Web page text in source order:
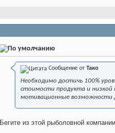
Сообщение от Тако
Необходимо достичь 100%
стоимости продукта и низкой
мотивационные возможности
Бегите из этой рыболовной